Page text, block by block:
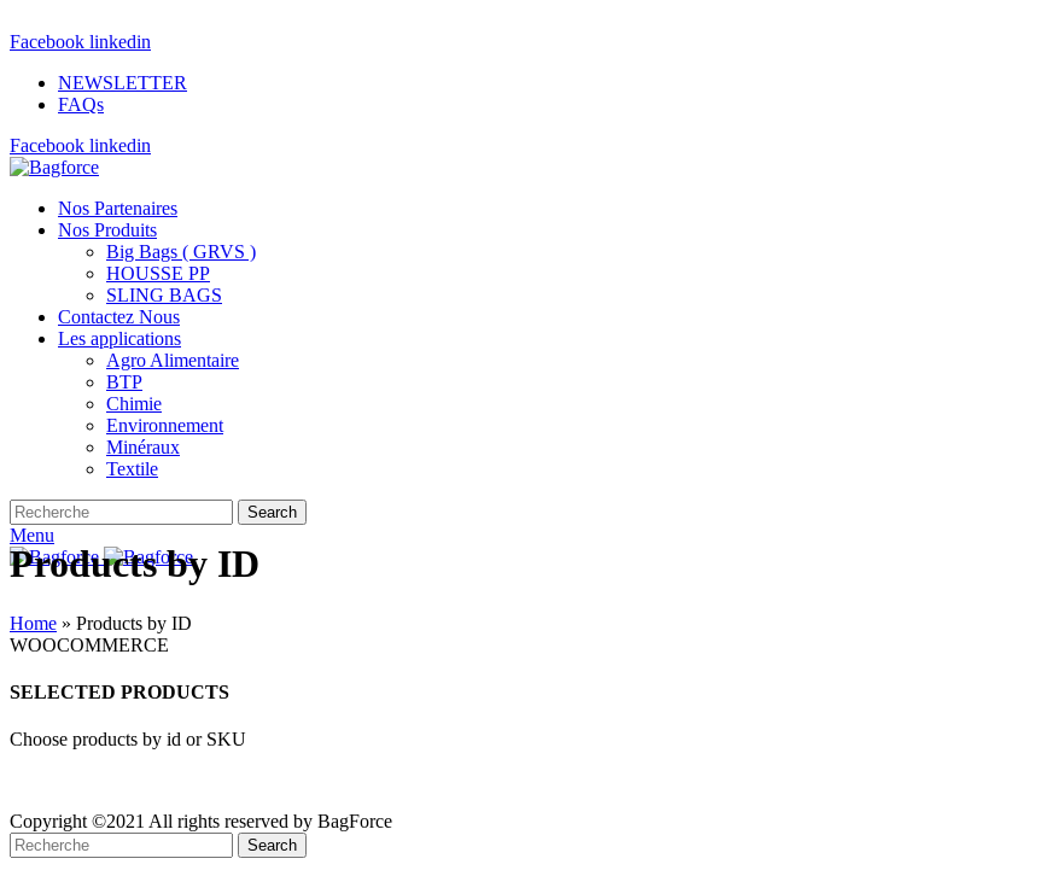
Facebook linkedin
NEWSLETTER
FAQs
Facebook linkedin
Nos Partenaires
Nos Produits
Big Bags ( GRVS )
HOUSSE PP
SLING BAGS
Contactez Nous
Les applications
Agro Alimentaire
BTP
Chimie
Environnement
Minéraux
Textile
Search
Menu
Products by ID
Home » Products by ID
WOOCOMMERCE
SELECTED PRODUCTS
Choose products by id or SKU
Copyright ©2021 All rights reserved by BagForce
Search